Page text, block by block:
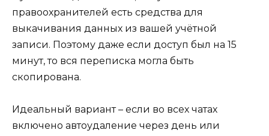
правоохранителей есть средства для
выкачивания данных из вашей учётной
записи. Поэтому даже если доступ был на 15
минут, то вся переписка могла быть
скопирована.
Идеальный вариант – если во всех чатах
включено автоудаление через день или